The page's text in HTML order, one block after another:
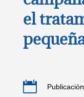
el
